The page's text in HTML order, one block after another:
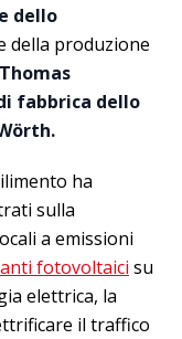
dello
della produzione
Thomas
fabbrica dello
ha
sulla
a emissioni
fotovoltaici su
elettrica, la
il traffico